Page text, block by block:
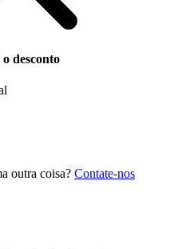
desconto
outra coisa? Contate-nos